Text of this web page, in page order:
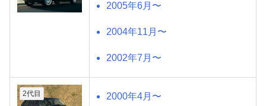
2005年6月〜
2004年11月〜
2002年7月〜
2代目 2000年4月〜